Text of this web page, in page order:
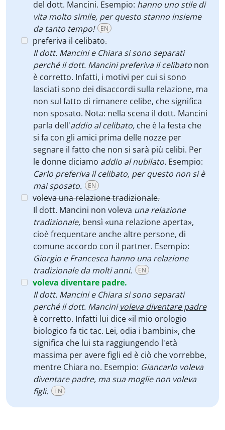
del dott. Mancini. Esempio: hanno uno stile di
vita molto simile, per questo stanno insieme
da tanto tempo!
EN
preferiva il celibato.
Il dott. Mancini e Chiara si sono separati
perché il dott. Mancini preferiva il celibato non
è corretto. Infatti, i motivi per cui si sono
lasciati sono dei disaccordi sulla relazione, ma
non sul fatto di rimanere celibe, che significa
non sposato. Nota: nella scena il dott. Mancini
parla dell'addio al celibato, che è la festa che
si fa con gli amici prima delle nozze per
segnare il fatto che non si sarà più celibi. Per
le donne diciamo addio al nubilato. Esempio:
Carlo preferiva il celibato, per questo non si è
mai sposato.
EN
voleva una relazione tradizionale.
Il dott. Mancini non voleva una relazione
tradizionale, bensì «una relazione aperta»,
cioè frequentare anche altre persone, di
comune accordo con il partner. Esempio:
Giorgio e Francesca hanno una relazione
tradizionale da molti anni.
EN
voleva diventare padre.
Il dott. Mancini e Chiara si sono separati
perché il dott. Mancinivoleva diventare padre
è corretto. Infatti lui dice «il mio orologio
biologico fa tic tac. Lei, odia i bambini», che
significa che lui sta raggiungendo l'età
massima per avere figli ed è ciò che vorrebbe,
mentre Chiara no. Esempio: Giancarlo voleva
diventare padre, ma sua moglie non voleva
figli.
EN